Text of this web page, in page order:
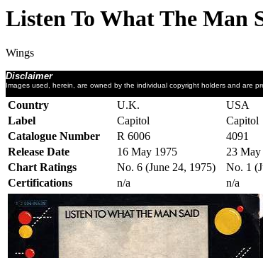
Listen To What The Man
Wings
Disclaimer
Images used, herein, are owned by the individual copyright holders and are
Country U.K. USA
Label
Capitol Capitol
Catalogue Number
R 6006 4091
Release Date
16 May 1975 23 May
Chart Ratings
No. 6 (June 24, 1975)
No. 1
Certifications
n/a n/a